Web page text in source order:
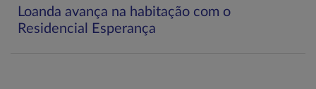
Loanda avança na habitação com o
Residencial Esperança